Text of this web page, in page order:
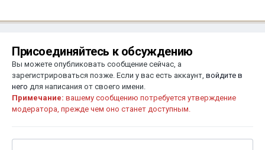
Присоединяйтесь к обсуждению
Вы можете опубликовать сообщение сейчас, а
зарегистрироваться позже. Если у вас есть аккаунт, войдите в
него для написания от своего имени.
Примечание: вашему сообщению потребуется утверждение
модератора, прежде чем оно станет доступным.